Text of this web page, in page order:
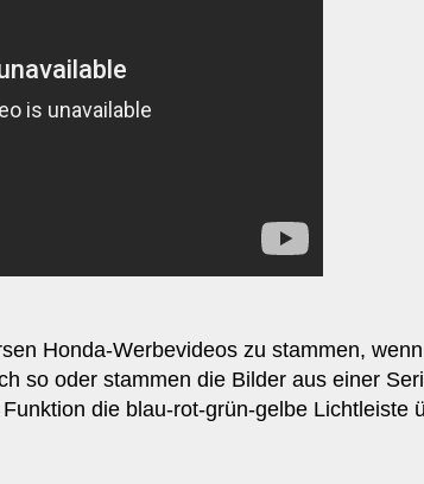
Honda-Werbevideos zu stammen,
so oder stammen die Bilder aus einer
die blau-rot-grün-gelbe Lichtleiste